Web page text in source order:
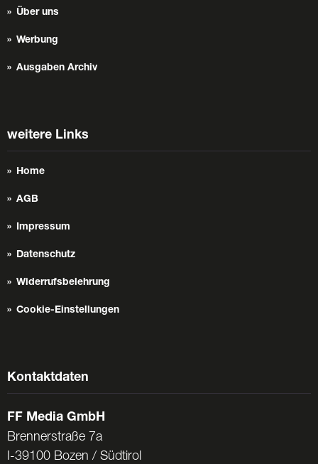
Über uns
Werbung
Ausgaben Archiv
weitere Links
Home
AGB
Impressum
Datenschutz
Widerrufsbelehrung
Cookie-Einstellungen
Kontaktdaten
FF Media GmbH
Brennerstraße 7a
I-39100 Bozen / Südtirol